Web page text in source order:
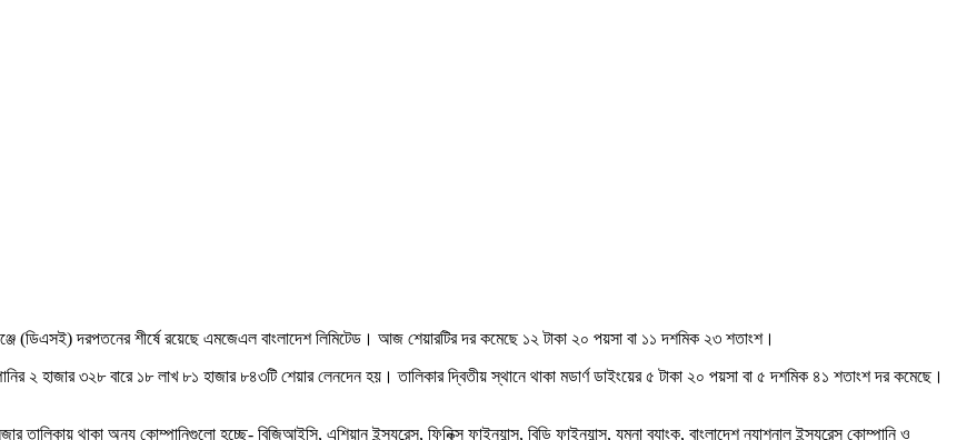
(ডিএসই) দরপতনের শীর্ষে রয়েছে এমজেএল বাংলাদেশ লিমিটেড। আজ শেয়ারটির দর কমেছে ১২ টাকা ২০ পয়সা বা ১১ দশমিক ২৩ শতাংশ।
হাজার ৩২৮ বারে ১৮ লাখ ৮১ হাজার ৮৪৩টি শেয়ার লেনদেন হয়। তালিকার দ্বিতীয় স্থানে থাকা মডার্ণ ডাইংয়ের ৫ টাকা ২০ পয়সা বা ৫ দশমিক ৪১ শতাংশ দর কমেছে।
থাকা অন্য কোম্পানিগুলো হচ্ছে- বিজিআইসি, এশিয়ান ইন্স্যুরেন্স, ফিনিক্স ফাইন্যান্স, বিডি ফাইন্যান্স, যমুনা ব্যাংক, বাংলাদেশ ন্যাশনাল ইন্স্যুরেন্স কোম্পানি ও